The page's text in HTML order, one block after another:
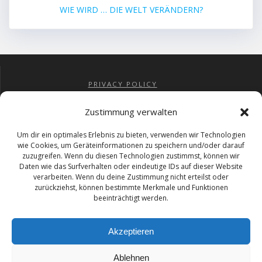
Zustimmung verwalten
Um dir ein optimales Erlebnis zu bieten, verwenden wir Technologien
wie Cookies, um Geräteinformationen zu speichern und/oder darauf
zuzugreifen. Wenn du diesen Technologien zustimmst, können wir
Daten wie das Surfverhalten oder eindeutige IDs auf dieser Website
verarbeiten. Wenn du deine Zustimmung nicht erteilst oder
zurückziehst, können bestimmte Merkmale und Funktionen
beeinträchtigt werden.
Akzeptieren
Ablehnen
WIE WIRD … DIE WELT VERÄNDERN?
PRIVACY POLICY
COOKIE-RICHTLINIE (EU)
RÜCKERSTATTUNG
EMAIL ME
INNOVATOIN, TECHNIK
UND DIGITALER LIFESTYLE